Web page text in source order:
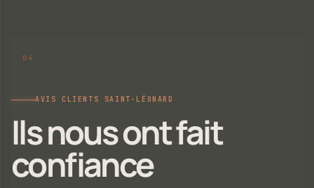
AVIS CLIENTS SAINT-LÉONARD
Ils nous ont fait
confiance